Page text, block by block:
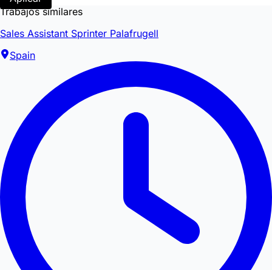
Trabajos similares
Sales Assistant Sprinter Palafrugell
Spain